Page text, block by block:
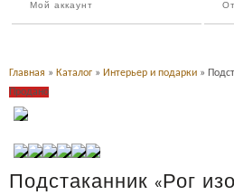
Мой аккаунт
Главная » Каталог » Интерьер и подарки »
Продано
Подстаканник «Рог